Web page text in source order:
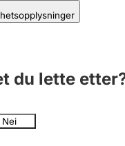
du lette
Nei